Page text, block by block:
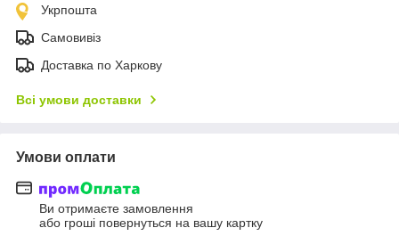
Укрпошта
Самовивіз
Доставка по Харкову
Всі умови доставки
Умови оплати
Ви отримаєте замовлення
або гроші повернуться на вашу картку